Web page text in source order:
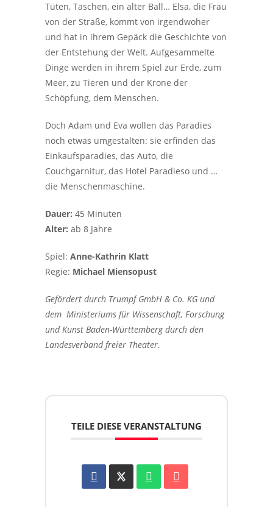
Tüten, Taschen, ein alter Ball… Elsa, die Frau
von der Straße, kommt von irgendwoher
und hat in ihrem Gepäck die Geschichte von
der Entstehung der Welt. Aufgesammelte
Dinge werden in ihrem Spiel zur Erde, zum
Meer, zu Tieren und der Krone der
Schöpfung, dem Menschen.
Doch Adam und Eva wollen das Paradies
noch etwas umgestalten: sie erfinden das
Einkaufsparadies, das Auto, die
Couchgarnitur, das Hotel Paradieso und …
die Menschenmaschine.
Dauer: 45 Minuten
Alter: ab 8 Jahre
Spiel: Anne-Kathrin Klatt
Regie: Michael Miensopust
Gefördert durch Trumpf GmbH & Co. KG und
dem Ministeriums für Wissenschaft, Forschung
und Kunst Baden-Württemberg durch den
Landesverband freier Theater.
TEILE DIESE VERANSTALTUNG